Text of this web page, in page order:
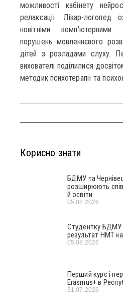
можливості кабінету
релаксації. Лікар-логопед
новітніми комп’ютерними
порушень мовленнєвого
дітей з розладами слуху.
вихователі поділилися
методик психотерапії та
Корисно знати
БДМУ та
розширюють
й освіти
05.08.2026
Студентку БДМУ
результат НМТ на
05.08.2026
Перший курс і
Erasmus+ в
31.07.2026